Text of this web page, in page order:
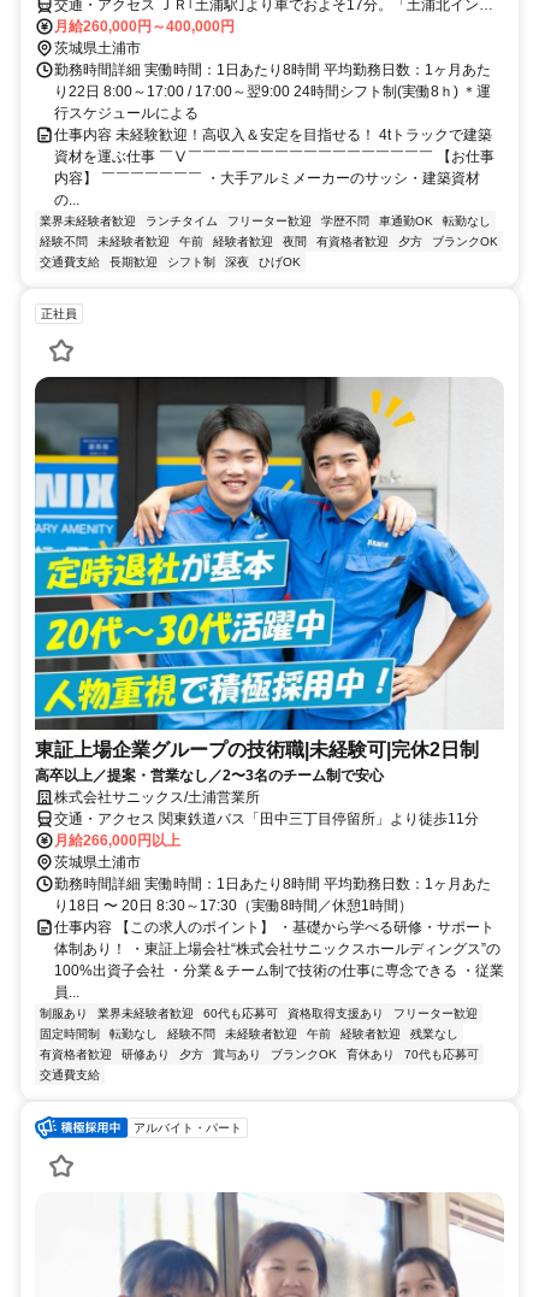
交通・アクセス ＪＲ｢土浦駅｣より車でおよそ17分。「土浦北インタ
ー」の近くに会社があります
月給260,000円～400,000円
茨城県土浦市
勤務時間詳細 実働時間：1日あたり8時間 平均勤務日数：1ヶ月あた
り22日 8:00～17:00 / 17:00～翌9:00 24時間シフト制(実働8ｈ) ＊運
行スケジュールによる
仕事内容 未経験歓迎！高収入＆安定を目指せる！ 4tトラックで建築
資材を運ぶ仕事 ￣Ⅴ￣￣￣￣￣￣￣￣￣￣￣￣￣￣￣￣￣ 【お仕事
内容】 ￣￣￣￣￣￣￣ ・大手アルミメーカーのサッシ・建築資材
の...
業界未経験者歓迎 ランチタイム フリーター歓迎 学歴不問 車通勤OK
転勤なし
経験不問
未経験者歓迎 午前 経験者歓迎 夜間 有資格者歓迎 夕方
ブランクOK
交通費支給
長期歓迎 シフト制 深夜 ひげOK
正社員
東証上場企業グループの技術職|未経験可|完休2日制
高卒以上／提案・営業なし／2〜3名のチーム制で安心
株式会社サニックス/土浦営業所
交通・アクセス 関東鉄道バス「田中三丁目停留所」より徒歩11分
月給266,000円以上
茨城県土浦市
勤務時間詳細 実働時間：1日あたり8時間 平均勤務日数：1ヶ月あた
り18日 〜 20日 8:30～17:30（実働8時間／休憩1時間）
仕事内容 【この求人のポイント】 ・基礎から学べる研修・サポート
体制あり！ ・東証上場会社“株式会社サニックスホールディングス”の
100%出資子会社 ・分業＆チーム制で技術の仕事に専念できる ・従業
員...
制服あり 業界未経験者歓迎 60代も応募可 資格取得支援あり
フリーター歓迎
固定時間制
転勤なし 経験不問 未経験者歓迎 午前 経験者歓迎
残業なし
有資格者歓迎
研修あり 夕方 賞与あり ブランクOK 育休あり
70代も応募可
交通費支給
アルバイト・パート